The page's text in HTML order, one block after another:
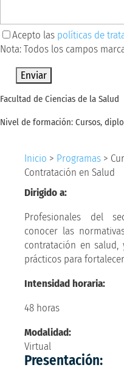
Acepto las políticas de
Nota: Todos los campos
Facultad de Ciencias de la Salud
Nivel de formación: Cursos,
Inicio > Programas >
Contratación en Salud
Dirigido a:
Profesionales del
conocer las
contratación en
prácticos para
Intensidad horaria:
48 horas
Modalidad:
Virtual
Presentación: